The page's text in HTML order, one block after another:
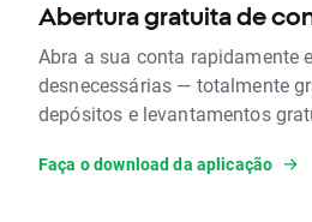
Abertura gratuita de
Abra a sua conta rapidamente
desnecessárias — totalmente
depósitos e levantamentos
Faça o download da aplicação